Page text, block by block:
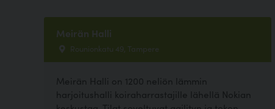
Meirän Halli
Rounionkatu 49, Tampere
Meirän Halli on 1200 neliön lämmin
harjoitushalli koiraharrastajille lähellä Nokian